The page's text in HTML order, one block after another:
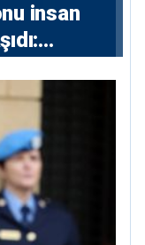
insan